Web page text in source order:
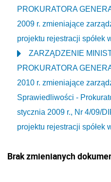
PROKURATORA
2009 r. zmieniające
projektu rejestracji spółek
ZARZĄDZENIE
PROKURATORA
2010 r. zmieniające
Sprawiedliwości -
stycznia 2009 r., Nr 4/09/
projektu rejestracji spółek
Brak zmienianych